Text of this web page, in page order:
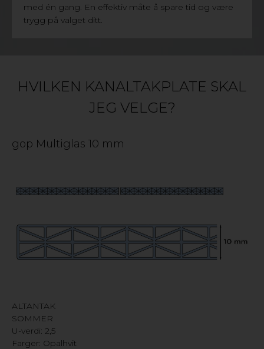
med én gang. En effektiv måte å spare tid og være
trygg på valget ditt.
HVILKEN KANALTAKPLATE SKAL
JEG VELGE?
gop Multiglas 10 mm
ALTANTAK
SOMMER
U-verdi: 2,5
Farger: Opalhvit